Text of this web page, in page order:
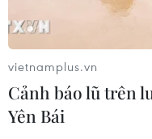
vietnamplus.vn
Cảnh báo lũ trên
Yên Bái